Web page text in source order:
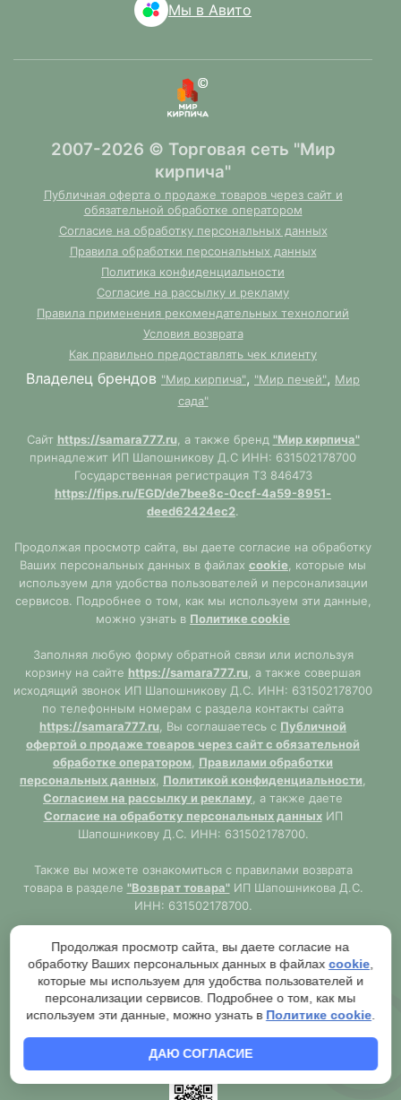
Мы в Авито
2007-2026 © Торговая сеть "Мир
кирпича"
Публичная оферта о продаже товаров через сайт и
обязательной обработке оператором
Согласие на обработку персональных данных
Правила обработки персональных данных
Политика конфиденциальности
Согласие на рассылку и рекламу
Правила применения рекомендательных технологий
Условия возврата
Как правильно предоставлять чек клиенту
Владелец брендов "Мир кирпича", "Мир печей", Мир
сада"
Сайт https://samara777.ru, а также бренд "Мир кирпича"
принадлежит ИП Шапошникову Д.С ИНН: 631502178700
Государственная регистрация ТЗ 846473
https://fips.ru/EGD/de7bee8c-0ccf-4a59-8951-
deed62424ec2.
Продолжая просмотр сайта, вы даете согласие на обработку
Ваших персональных данных в файлах cookie , которые мы
используем для удобства пользователей и персонализации
сервисов. Подробнее о том, как мы используем эти данные,
можно узнать в Политике cookie
Заполняя любую форму обратной связи или используя
корзину на сайте https://samara777.ru , а также совершая
исходящий звонок ИП Шапошникову Д.С. ИНН: 631502178700
по телефонным номерам с раздела контакты сайта
https://samara777.ru , Вы соглашаетесь с Публичной
офертой о продаже товаров через сайт с обязательной
обработке оператором
Правилами обработки
персональных данных Политикой конфиденциальности
Согласием на рассылку и рекламу , а также даете
Согласие на обработку персональных данныхИП
Шапошникову Д.С. ИНН: 631502178700.
Также вы можете ознакомиться с правилами возврата
товара в разделе "Возврат товара"ИП Шапошникова Д.С.
ИНН: 631502178700.
https://samara777.ru
не является публичной офертой,
ВСЯ информация размещена в ознакомительных целях.
Согласно правилам описанным в разделе"Публичная
оферта"публичная оферта используется только при
обязательном оформлении заказа через Оператора сайта
чека.
Продолжая просмотр сайта, вы даете согласие на
обработку Ваших персональных данных в файлах cookie
которые мы используем для удобства пользователей и
персонализации сервисов. Подробнее о том, как мы
используем эти данные, можно узнать в Политике cookie
ДАЮ СОГЛАСИЕ